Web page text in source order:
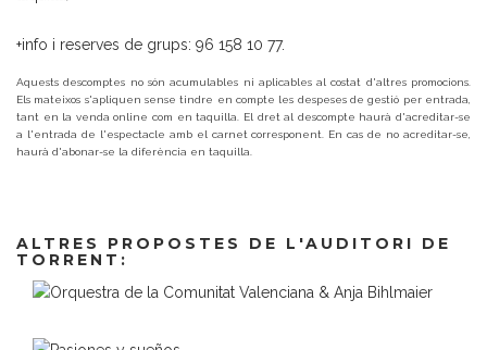
+info i reserves de grups: 96 158 10 77.
Aquests descomptes no són acumulables ni aplicables al costat d'altres promocions.
Els mateixos s'apliquen sense tindre en compte les despeses de gestió per entrada,
tant en la venda online com en taquilla. El dret al descompte haurà d'acreditar-se
a l'entrada de l'espectacle amb el carnet corresponent. En cas de no acreditar-se,
haurà d'abonar-se la diferència en taquilla.
ALTRES PROPOSTES DE L'AUDITORI DE
TORRENT: